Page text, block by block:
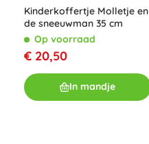
Kinderkoffertje Molletje en
de sneeuwman 35 cm
Op voorraad
€ 20,50
In mandje